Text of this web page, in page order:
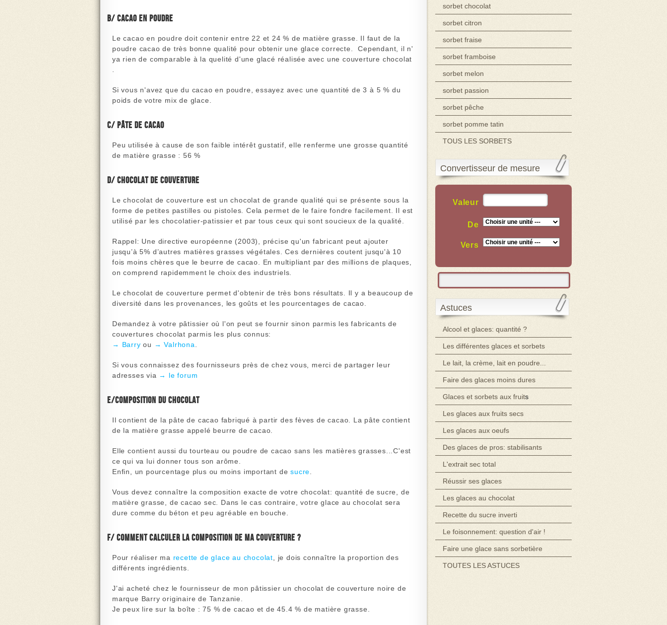
b/ Cacao en poudre
Le cacao en poudre doit contenir entre 22 et 24 % de matière grasse. Il faut de la
poudre cacao de très bonne qualité pour obtenir une glace correcte. Cependant, il n'
ya rien de comparable à la quelité d'une glacé réalisée avec une couverture chocolat
Si vous n'avez que du cacao en poudre, essayez avec une quantité de 3 à 5 % du
poids de votre mix de glace.
c/ Pâte de cacao
Peu utilisée à cause de son faible intérêt gustatif, elle renferme une grosse quantité
de matière grasse : 56 %
d/ Chocolat de couverture
Le chocolat de couverture est un chocolat de grande qualité qui se présente sous la
forme de petites pastilles ou pistoles. Cela permet de le faire fondre facilement. Il est
utilisé par les chocolatier-patissier et par tous ceux qui sont soucieux de la qualité.
Rappel: Une directive européenne (2003), précise qu'un fabricant peut ajouter
jusqu’à 5% d’autres matières grasses végétales. Ces dernières coutent jusqu'à 10
fois moins chères que le beurre de cacao. En multipliant par des millions de plaques,
on comprend rapidemment le choix des industriels.
Le chocolat de couverture permet d'obtenir de très bons résultats. Il y a beaucoup de
diversité dans les provenances, les goûts et les pourcentages de cacao.
Demandez à votre pâtissier où l'on peut se fournir sinon parmis lesfabricants de
couvertures chocolat parmis les plus connus:
→ Barry ou → Valrhona
Si vous connaissez des fournisseurs près de chez vous, merci de partager leur
adresses via → le forum
e/Composition du chocolat
Il contient de la pâte de cacao fabriqué à partir desfèves de cacao . La pâte contient
de la matière grasse appelé beurre de cacao
Elle contient aussi dutourteau ou poudre de cacao sans les matières grasses...C'est
ce qui va lui donner tous son arôme.
Enfin, un pourcentage plus ou moins important desucre
Vous devez connaître la composition exacte de votre chocolat: quantité de sucre, de
matière grasse, de cacao sec. Dans le cas contraire, votre glace au chocolat sera
dure comme du béton et peu agréable en bouche.
f/ Comment calculer la composition de ma couverture ?
Pour réaliser ma recette de glace au chocolat , je dois connaître la proportion des
différents ingrédients.
J'ai acheté chez le fournisseur de mon pâtissier un chocolat de couverture noire de
marque Barry originaire de Tanzanie.
Je peux lire sur la boîte : 75 % de cacao et de45.4 % de matière grasse.
sorbet chocolat
sorbet citron
sorbet fraise
sorbet framboise
sorbet melon
sorbet passion
sorbet pêche
sorbet pomme tatin
TOUS LES SORBETS
Convertisseur de mesure
Valeur
De
Vers
Astuces
Alcool et glaces: quantité ?
Les différentes glaces et sorbets
Le lait, la crème, lait en poudre...
Faire des glaces moins dures
Glaces et sorbets aux fruits
Les glaces aux fruits secs
Les glaces aux oeufs
Des glaces de pros: stabilisants
L'extrait sec total
Réussir ses glaces
Les glaces au chocolat
Recette du sucre inverti
Le foisonnement: question d'air !
Faire une glace sans sorbetière
TOUTES LES ASTUCES